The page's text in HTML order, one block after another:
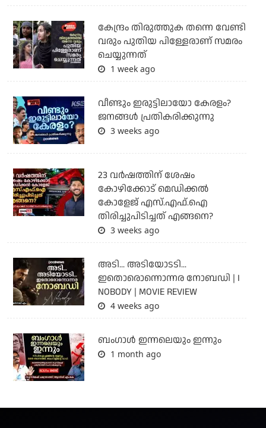
കേന്ദ്രം തിരുത്തുക തന്നെ വേണ്ടി
വരും പുതിയ പിള്ളേരാണ് സമരം
ചെയ്യുന്നത്
1 week ago
വീണ്ടും ഇരുട്ടിലായോ കേരളം?
ജനങ്ങൾ പ്രതികരിക്കുന്നു
3 weeks ago
23 വർഷത്തിന് ശേഷം
കോഴിക്കോട് മെഡിക്കൽ
കോളേജ് എസ്.എഫ്.ഐ
തിരിച്ചുപിടിച്ചത് എങ്ങനെ?
3 weeks ago
അടി... അടിയോടടി...
ഇതൊരൊന്നൊന്നര നോബഡി | I
NOBODY | MOVIE REVIEW
4 weeks ago
ബംഗാള്‍ ഇന്നലെയും ഇന്നും
1 month ago